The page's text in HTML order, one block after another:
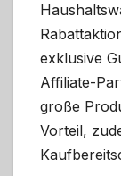
exklusive
Affiliate-
große
Vorteil,